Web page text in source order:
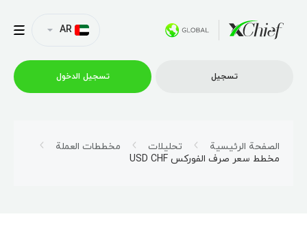
AR
تسجیل تسجیل الدخول
الصفحة الرئيسية تحليلات
مخططات العملة
مخطط سعر صرف الفوركس USD CHF